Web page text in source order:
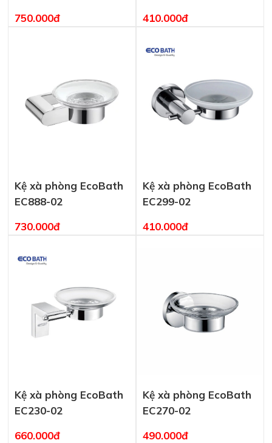
750.000đ
410.000đ
Kệ xà phòng EcoBath
EC888-02
730.000đ
Kệ xà phòng EcoBath
EC299-02
410.000đ
Kệ xà phòng EcoBath
EC230-02
660.000đ
Kệ xà phòng EcoBath
EC270-02
490.000đ